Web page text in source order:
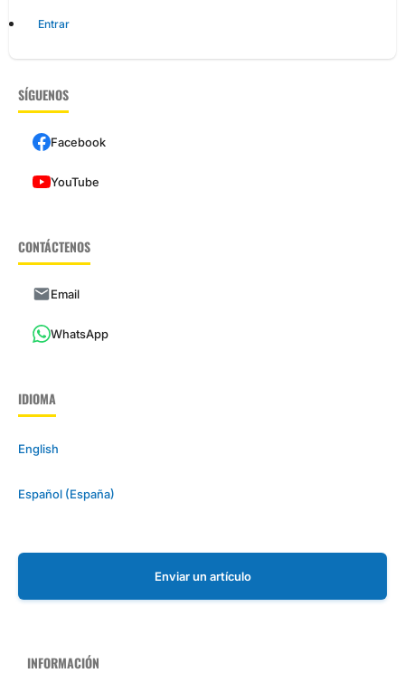
Entrar
SÍGUENOS
Facebook
YouTube
CONTÁCTENOS
Email
WhatsApp
IDIOMA
English
Español (España)
Enviar un artículo
INFORMACIÓN